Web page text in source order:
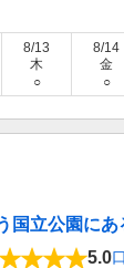
8/13
木
○
8/14
金
○
国立公園に
5.0